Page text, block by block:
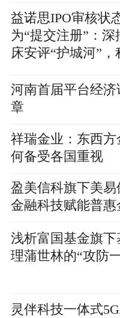
益诺思IPO审核状
为“提交注册”：深
床安评“护城河”，
河南首届平台经
章
祥瑞金业：东西
何备受各国重视
盈美信科旗下美易
金融科技赋能普惠
浅析富国基金旗下
理蒲世林的“攻防
灵伴科技一体式